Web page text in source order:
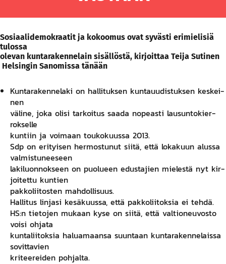
So­siaa­li­de­mo­kraa­tit ja ko­koo­mus ovat sy­väs­ti eri­mie­li­siä
tu­los­sa
ole­van kun­ta­ra­ken­ne­lain si­säl­lös­tä, kirjoittaa Teija Sutinen
Helsingin Sanomissa tänään
Kun­ta­ra­ken­ne­la­ki on hal­li­tuk­sen kun­ta­uu­dis­tuk­sen kes­kei­
nen
vä­li­ne, jo­ka oli­si tar­koi­tus saa­da no­peas­ti lau­sun­to­kier­
rok­sel­le
kun­tiin ja voi­maan tou­ko­kuus­sa 2013.
Sdp on eri­tyi­sen her­mos­tu­nut sii­tä, et­tä lo­ka­kuun alus­sa
val­mis­tu­nee­seen
la­ki­luon­nok­seen on puo­lueen edus­ta­jien mie­les­tä nyt kir­
joi­tet­tu kun­tien
pak­ko­lii­tos­ten mah­dol­li­suus.
Hal­li­tus lin­ja­si ke­sä­kuus­sa, et­tä pak­ko­lii­tok­sia ei teh­dä.
HS:n tie­to­jen mu­kaan ky­se on sii­tä, et­tä val­tio­neu­vos­to
voi­si oh­ja­ta
kun­ta­lii­tok­sia ha­lua­maan­sa suun­taan kun­ta­ra­ken­ne­lais­sa
so­vit­ta­vien
kri­tee­rei­den poh­jal­ta.